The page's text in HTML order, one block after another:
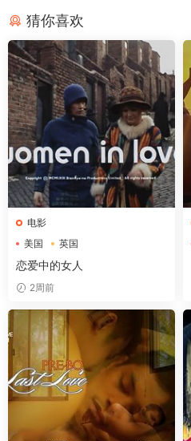
猜你喜欢
电影
美国
英国
恋爱中的女人
2周前